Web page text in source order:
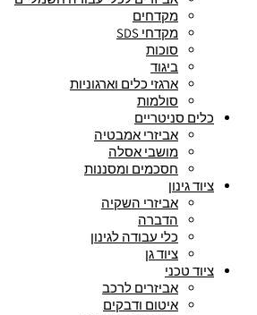
מקדחים
מקדחי SDS
סוכות
ביגוד
ארגזי כלים וארגוניות
סולמות
כלים סניטריים
אביזרי אמבטיה
מושבי אסלה
חסכמים ומסננות
ציוד גינון
אביזרי השקיה
הדברה
כלי עבודה לגינון
ציוד גן
ציוד טכני
אביזרים לרכב
איטום ודבקים